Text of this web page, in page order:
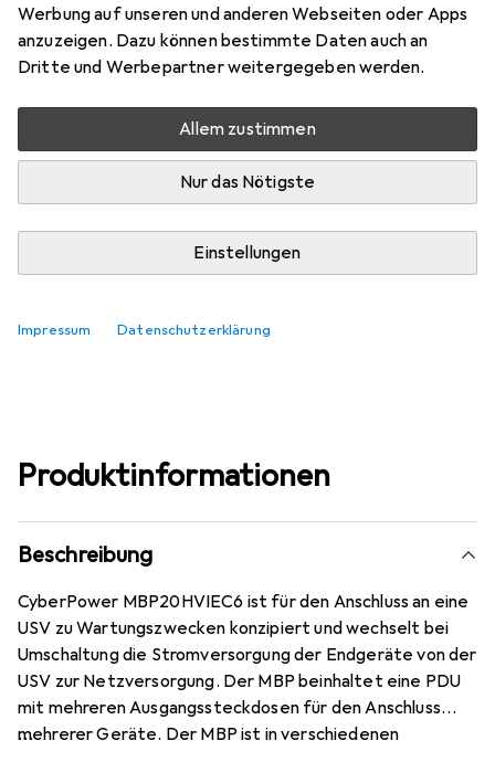
Werbung auf unseren und anderen Webseiten oder Apps
anzuzeigen. Dazu können bestimmte Daten auch an
Dritte und Werbepartner weitergegeben werden.
Allem zustimmen
Nur das Nötigste
Einstellungen
Impressum Datenschutzerklärung
Bewertungen Marke
Mehr von Cyberpower
Zwischen Mo, 10.8. und Di, 11.8. geliefert
Lieferort angeben für genaue Lieferzeit
In den Warenkorb
Produktinformationen
Beschreibung
CyberPower MBP20HVIEC6 ist für den Anschluss an eine
USV zu Wartungszwecken konzipiert und wechselt bei
Umschaltung die Stromversorgung der Endgeräte von der
USV zur Netzversorgung. Der MBP beinhaltet eine PDU
mit mehreren Ausgangssteckdosen für den Anschluss
mehrerer Geräte. Der MBP ist in verschiedenen